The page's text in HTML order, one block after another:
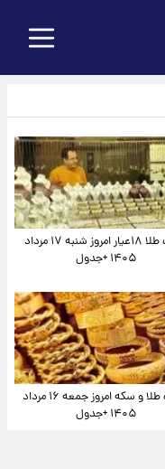
قیمت طلا ۱۸عیار امروز شنبه ۱۷ مرداد
۱۴۰۵ +جدول
قیمت طلا و سکه امروز جمعه ۱۶ مرداد
۱۴۰۵ +جدول